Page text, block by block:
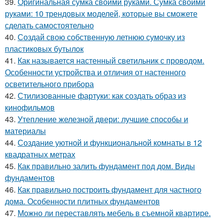
руками: 10 трендовых моделей, которые вы сможете
сделать самостоятельно
40. Создай свою собственную летнюю сумочку из
пластиковых бутылок
41. Как называется настенный светильник с проводом.
Особенности устройства и отличия от настенного
осветительного прибора
42. Стилизованные фартуки: как создать образ из
кинофильмов
43. Утепление железной двери: лучшие способы и
материалы
44. Создание уютной и функциональной комнаты в 12
квадратных метрах
45. Как правильно залить фундамент под дом. Виды
фундаментов
46. Как правильно построить фундамент для частного
дома. Особенности плитных фундаментов
47. Можно ли переставлять мебель в съемной квартире.